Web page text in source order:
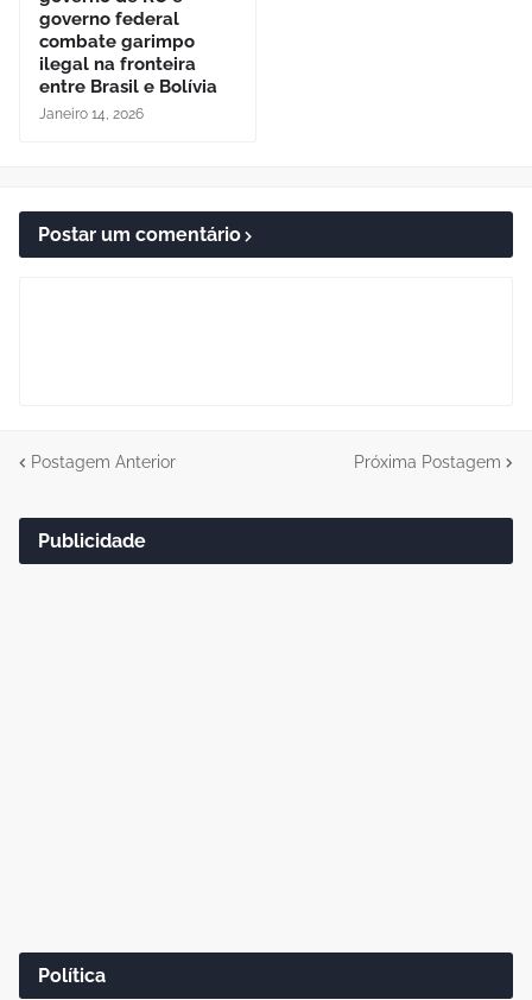
governo federal
combate garimpo
ilegal na fronteira
entre Brasil e Bolívia
Janeiro 14, 2026
Postar um comentário
Postagem Anterior Próxima Postagem
Publicidade
Política